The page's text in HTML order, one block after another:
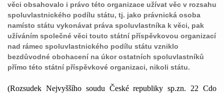
věci obsahovalo i právo této organizace užívat věc v rozsahu
spoluvlastnického podílu státu, tj. jako právnická osoba
namísto státu vykonávat práva spoluvlastníka k věci, pak
užíváním společné věci touto státní příspěvkovou organizací
nad rámec spoluvlastnického podílu státu vzniklo
bezdůvodné obohacení na úkor ostatních spoluvlastníků
přímo této státní příspěvkové organizaci, nikoli státu.
(Rozsudek Nejvyššího soudu České republiky sp.zn. 22 Cdo